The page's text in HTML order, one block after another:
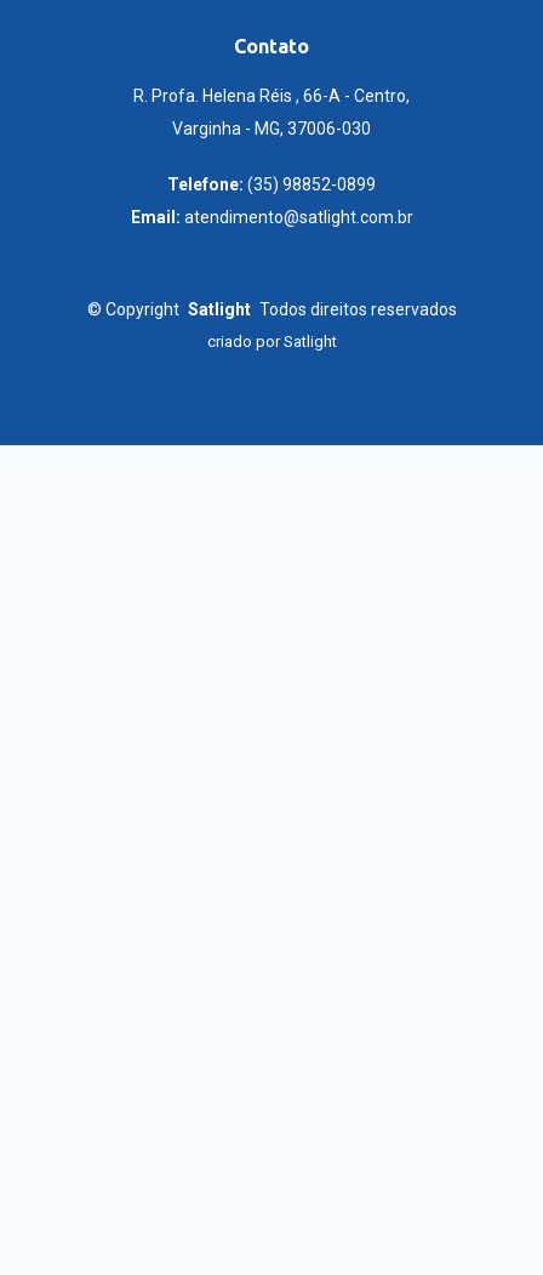
Contato
R. Profa. Helena Réis , 66-A - Centro,
Varginha - MG, 37006-030
Telefone: (35) 98852-0899
Email: atendimento@satlight.com.br
© Copyright Satlight Todos direitos reservados
criado porSatlight